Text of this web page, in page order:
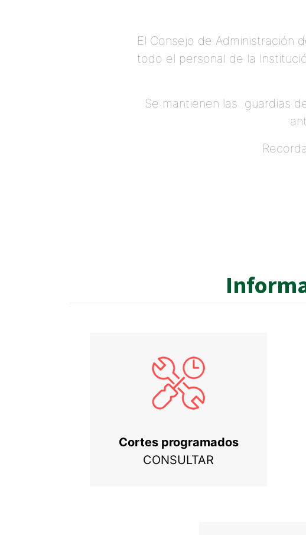
El Consejo de Administración
todo el personal de la
Se mantienen las guardias
Cortes programados
CONSULTAR